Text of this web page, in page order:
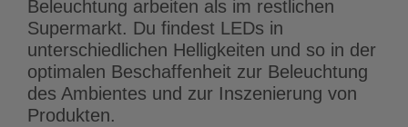
Beleuchtung arbeiten als im restlichen
Supermarkt. Du findest LEDs in
unterschiedlichen Helligkeiten und so in der
optimalen Beschaffenheit zur Beleuchtung
des Ambientes und zur Inszenierung von
Produkten.